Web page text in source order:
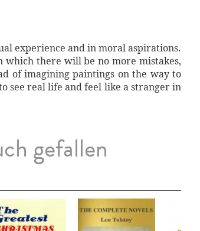
experience and in moral aspirations.
which there will be no more mistakes,
of imagining paintings on the way to
see real life and feel like a stranger in
gefallen